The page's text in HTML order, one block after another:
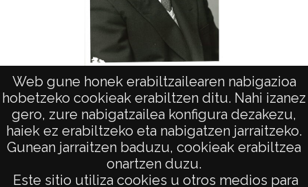
Web gune honek erabiltzailearen nabigazioa
hobetzeko cookieak erabiltzen ditu. Nahi izanez
gero, zure nabigatzailea konfigura dezakezu,
haiek ez erabiltzeko eta nabigatzen jarraitzeko.
Gunean jarraitzen baduzu, cookieak erabiltzea
onartzen duzu.
Este sitio utiliza cookies u otros medios para
"José Ramón Zulaica"
AVISO LEGAL